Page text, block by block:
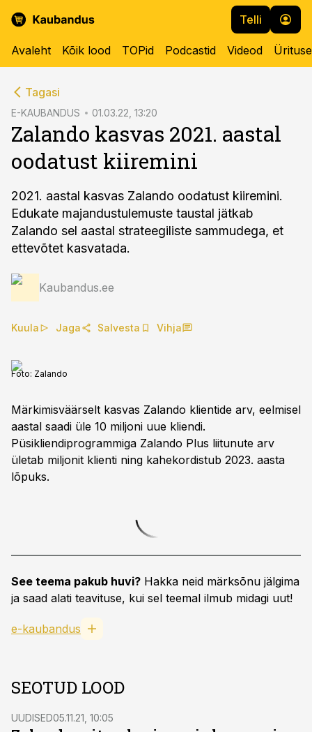
Telli
Avaleht Kõik lood TOPid Podcastid Videod
Tagasi
E-KAUBANDUS 01.03.22, 13:20
Zalando kasvas 2021. aastal
oodatust kiiremini
2021. aastal kasvas Zalando oodatust kiiremini.
Edukate majandustulemuste taustal jätkab
Zalando sel aastal strateegiliste sammudega, et
ettevõtet kasvatada.
Kaubandus.ee
Kuula Jaga Salvesta Vihja
Foto: Zalando
Märkimisväärselt kasvas Zalando klientide arv, eelmisel
aastal saadi üle 10 miljoni uue kliendi.
Püsikliendiprogrammiga Zalando Plus liitunute arv
ületab miljonit klienti ning kahekordistub 2023. aasta
lõpuks.
See teema pakub huvi? Hakka neid märksõnu jälgima
ja saad alati teavituse, kui sel teemal ilmub midagi uut!
e-kaubandus
SEOTUD LOOD
UUDISED05.11.21, 10:05